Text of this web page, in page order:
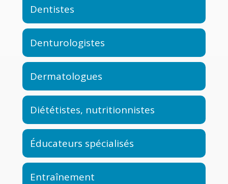
Dentistes
Denturologistes
Dermatologues
Diététistes, nutritionnistes
Éducateurs spécialisés
Entraînement